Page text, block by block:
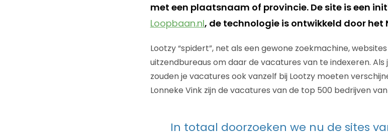
met een plaatsnaam of provincie. De site is een
Loopbaan.nl, de technologie is ontwikkeld door het
Lootzy “spidert”, net als een gewone zoekmachine,
uitzendbureaus om daar de vacatures van te indexeren. Als
zouden je vacatures ook vanzelf bij Lootzy moeten
Lonneke Vink zijn de vacatures van de top 500 bedrijven
In totaal doorzoeken we nu de sites